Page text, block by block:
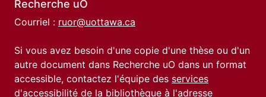
Recherche uO
Courriel : ruor@uottawa.ca
Si vous avez besoin d'une copie d'une thèse ou d'un
autre document dans Recherche uO dans un format
accessible, contactez l'équipe des services
d'accessibilité de la bibliothèque à l'adresse